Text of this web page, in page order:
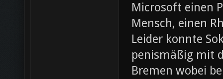
Microsoft einen
Mensch, einen
Leider konnte
penismäßig mit
Bremen wobei